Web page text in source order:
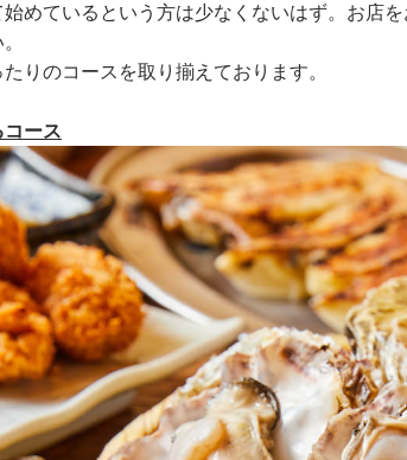
めているという方は少なくないはず。お店
りのコースを取り揃えております。
ース